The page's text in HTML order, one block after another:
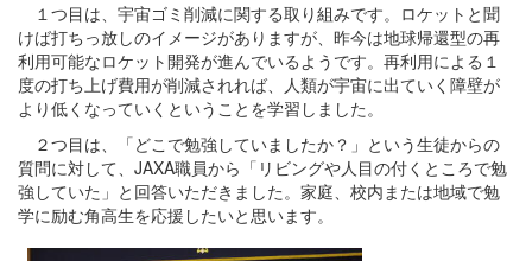
１つ目は、宇宙ゴミ削減に関する取り組みです。ロケットと聞
けば打ちっ放しのイメージがありますが、昨今は地球帰還型の再
利用可能なロケット開発が進んでいるようです。再利用による１
度の打ち上げ費用が削減されれば、人類が宇宙に出ていく障壁が
より低くなっていくということを学習しました。
２つ目は、「どこで勉強していましたか？」という生徒からの
質問に対して、JAXA職員から「リビングや人目の付くところで勉
強していた」と回答いただきました。家庭、校内または地域で勉
学に励む角高生を応援したいと思います。